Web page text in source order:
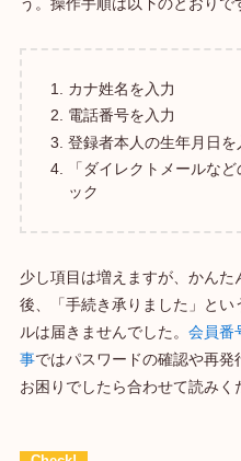
カナ姓名を入力
電話番号を入力
登録者本人の生年月日を
「ダイレクトメールな
ック
少し項目は増えますが、かん
後、「手続き承りました」と
ルは届きませんでした。 会員番
事ではパスワードの確認や再発
お困りでしたら合わせて読みく